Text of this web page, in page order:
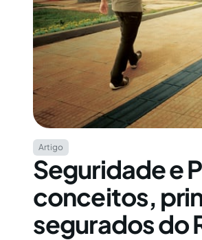
Artigo
Seguridade e
conceitos,
segurados do